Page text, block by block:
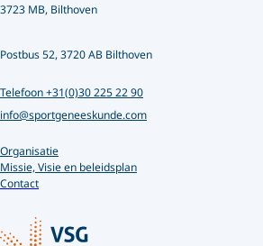
Organisatie
Missie, Visie en beleidsplan
Contact
3723 MB, Bilthoven
Postbus 52, 3720 AB Bilthoven
Telefoon +31(0)30 225 22 90
info@sportgeneeskunde.com